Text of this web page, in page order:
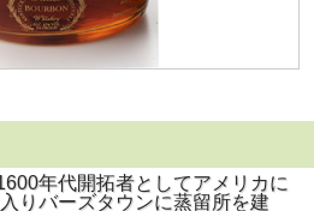
年代開拓者としてアメリカに
りバーズタウンに蒸留所を建